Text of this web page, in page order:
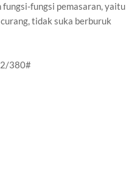
fungsi pemasaran, yaitu
tidak suka berburuk
380#